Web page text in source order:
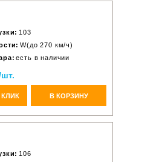
103
W(до 270 км/ч)
есть в наличии
КЛИК В КОРЗИНУ
106